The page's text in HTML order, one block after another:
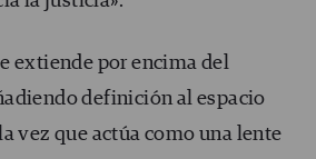
extiende por encima del
definición al espacio
vez que actúa como una lente